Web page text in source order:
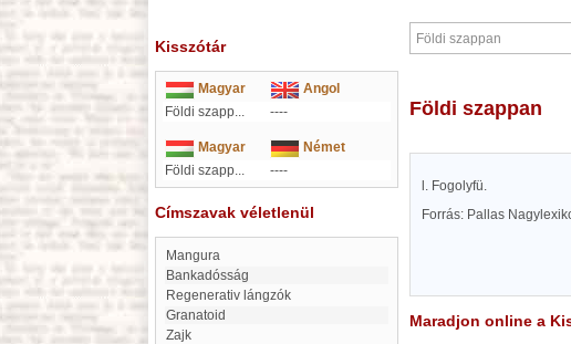
Kisszótár
Magyar
Angol
Földi szapp...
----
Magyar
Német
Földi szapp...
----
Címszavak véletlenül
Mangura
Bankadósság
Regenerativ lángzók
Granatoid
Zajk
Földi szappan
l. Fogolyfü.
Forrás: Pallas
Maradjon online a